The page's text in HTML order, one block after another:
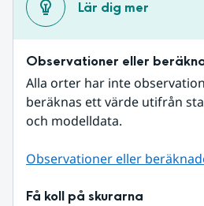
Lär dig mer
Observationer eller
Alla orter har inte
beräknas ett värde utifrån
och modelldata.
Observationer eller
Få koll på skurarna